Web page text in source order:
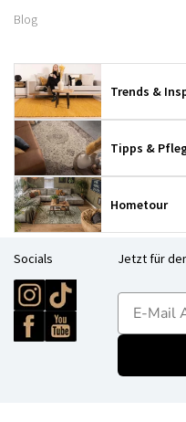
Blog
Trends &
Tipps &
Hometour
Socials Jetzt für
E-